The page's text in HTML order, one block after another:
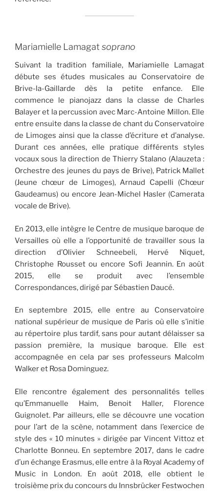
Mariamielle Lamagat soprano
Suivant la tradition familiale, Mariamielle Lamagat
débute ses études musicales au Conservatoire de
Brive-la-Gaillarde dès la petite enfance. Elle
commence le pianojazz dans la classe de Charles
Balayer et la percussion avec Marc-Antoine Millon. Elle
entre ensuite dans la classe de chant du Conservatoire
de Limoges ainsi que la classe d’écriture et d’analyse.
Durant ces années, elle pratique différents styles
vocaux sous la direction de Thierry Stalano (Alauzeta :
Orchestre des jeunes du pays de Brive), Patrick Mallet
(Jeune chœur de Limoges), Arnaud Capelli (Chœur
Gaudeamus) ou encore Jean-Michel Hasler (Camerata
vocale de Brive).
En 2013, elle intègre le Centre de musique baroque de
Versailles où elle a l’opportunité de travailler sous la
direction d’Olivier Schneebeli, Hervé Niquet,
Christophe Rousset ou encore Sofi Jeannin. En août
2015, elle se produit avec l’ensemble
Correspondances, dirigé par Sébastien Daucé.
En septembre 2015, elle entre au Conservatoire
national supérieur de musique de Paris où elle s’initie
au répertoire plus tardif, sans pour autant délaisser sa
passion première, la musique baroque. Elle est
accompagnée en cela par ses professeurs Malcolm
Walker et Rosa Dominguez.
Elle rencontre également des personnalités telles
qu’Emmanuelle Haim, Benoit Haller, Florence
Guignolet. Par ailleurs, elle se découvre une vocation
pour l’art de la scène, notamment dans l’exercice de
style des « 10 minutes » dirigée par Vincent Vittoz et
Charlotte Bonneu. En septembre 2017, dans le cadre
d’un échange Erasmus, elle entre à la Royal Academy of
Music in London. En août 2018, elle obtient le
troisième prix du concours du Innsbrücker Festwochen